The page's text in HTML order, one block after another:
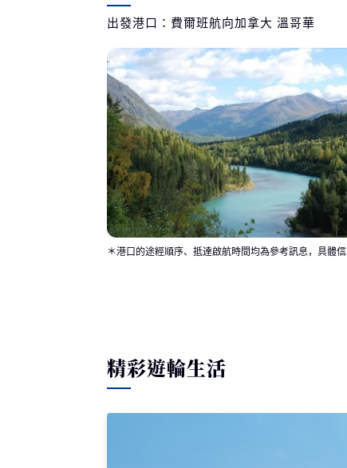
出發港口：費爾班航向加拿大 溫哥華
＊港口的途經順序、抵達啟航時間均為參考訊息，具體信
精彩遊輪生活